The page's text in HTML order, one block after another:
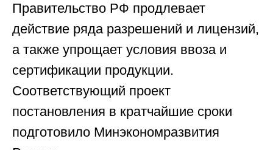
Правительство РФ продлевает
действие ряда разрешений и лицензий,
а также упрощает условия ввоза и
сертификации продукции.
Соответствующий проект
постановления в кратчайшие сроки
подготовило Минэкономразвития